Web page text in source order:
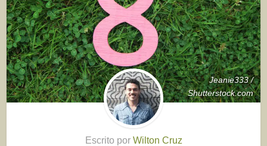
Jeanie333 /
Shutterstock.com
Escrito por Wilton Cruz